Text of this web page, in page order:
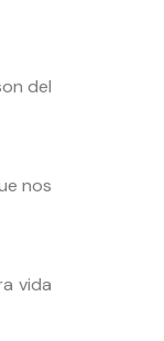
del
nos
vida